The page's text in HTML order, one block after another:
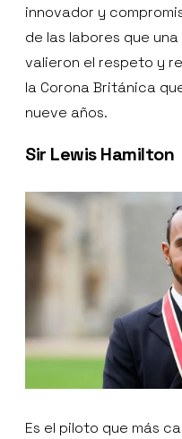
innovador y
de las labores que
valieron el respeto y
la Corona Británica
nueve años.
Sir Lewis Hamilton
Es el piloto que más